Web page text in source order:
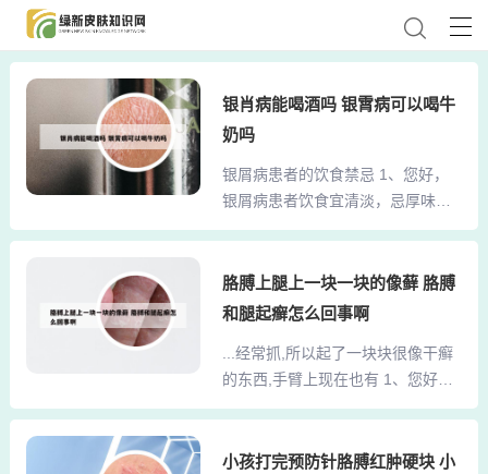
银肖病能喝酒吗 银霄病可以喝牛
奶吗
银屑病患者的饮食禁忌 1、您好，
银屑病患者饮食宜清淡，忌厚味辛
辣之品，避免易致敏和刺激的食
等。牛皮癣饮食应注意多吃富含维
生素A、维生素c及维生素E的食
卜、豆类、谷类和各种水果等，并
注意烹煮时间不要太长，以防维生
素被破坏，这样才有利于缓解病情
有以下各种饮食禁忌：忌饮酒、吸
胳膊上腿上一块一块的像藓 胳膊
和腿起癣怎么回事啊
...经常抓,所以起了一块块很像干癣
的东西,手臂上现在也有 1、您好，
您这样的情况推测可能是神经性皮
去除可能的病因，如情绪波动，或
小孩打完预防针胳膊红肿硬块 小